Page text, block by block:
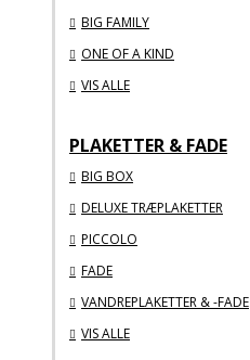
BIG FAMILY
ONE OF A KIND
VIS ALLE
PLAKETTER & FADE
BIG BOX
DELUXE TRÆPLAKETTER
PICCOLO
FADE
VANDREPLAKETTER & -FADE
VIS ALLE